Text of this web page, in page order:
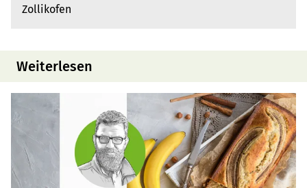
Zollikofen
Weiterlesen